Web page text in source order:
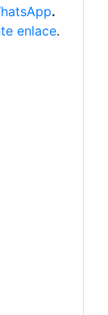
.
enlace.